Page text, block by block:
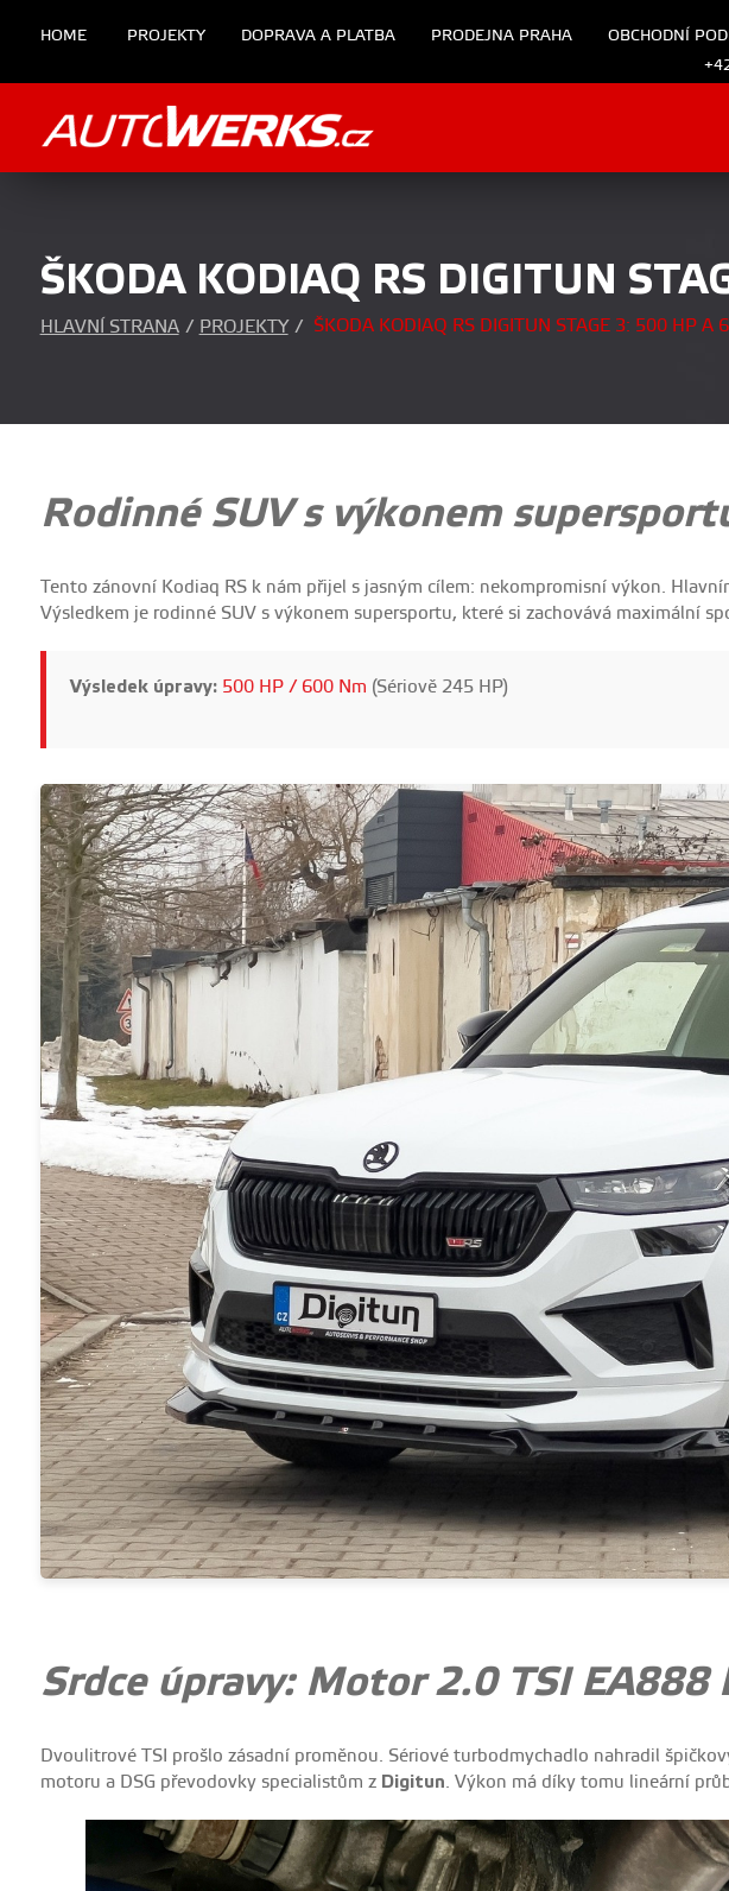
HOME PROJEKTY DOPRAVA A PLATBA PRODEJNA PRAHA OBCHODNÍ
ŠKODA KODIAQ RS DIGITUN
HLAVNÍ STRANA / PROJEKTY / ŠKODA KODIAQ RS DIGITUN STAGE 3: 500 HP A
Rodinné SUV s výkonem
Tento zánovní Kodiaq RS k nám přijel s jasným cílem: nekompromisní výkon.
Výsledkem je rodinné SUV s výkonem supersportu, které si zachovává maximální
Výsledek úpravy: 500 HP / 600 Nm (Sériově 245 HP)
Srdce úpravy: Motor 2.0 TSI EA888
Dvoulitrové TSI prošlo zásadní proměnou. Sériové turbodmychadlo nahradil
motoru a DSG převodovky specialistům z Digitun. Výkon má díky tomu lineární